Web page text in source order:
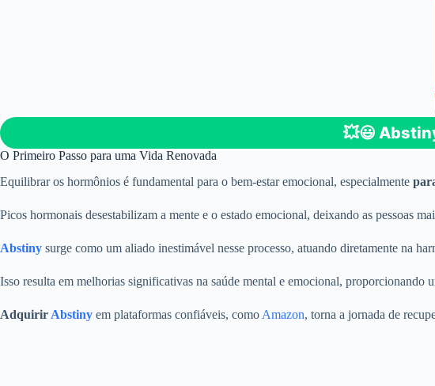
💥​😃
O Primeiro Passo para uma Vida Renovada
Equilibrar os hormônios é fundamental para o bem-estar emocional, especialmente
Picos hormonais desestabilizam a mente e o estado emocional, deixando as pessoas
Abstiny surge como um aliado inestimável nesse processo, atuando diretamente na
Isso resulta em melhorias significativas na saúde mental e emocional, proporcionando
Adquirir Abstiny em plataformas confiáveis, como Amazon, torna a jornada de